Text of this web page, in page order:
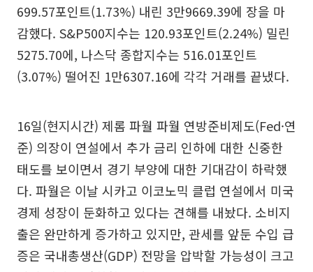
699.57포인트(1.73%) 내린 3만9669.39에 장을 마
감했다. S&P500지수는 120.93포인트(2.24%) 밀린
5275.70에, 나스닥 종합지수는 516.01포인트
(3.07%) 떨어진 1만6307.16에 각각 거래를 끝냈다.
16일(현지시간) 제롬 파월 파월 연방준비제도(Fed·연
준) 의장이 연설에서 추가 금리 인하에 대한 신중한
태도를 보이면서 경기 부양에 대한 기대감이 하락했
다. 파월은 이날 시카고 이코노믹 클럽 연설에서 미국
경제 성장이 둔화하고 있다는 견해를 내놨다. 소비지
출은 완만하게 증가하고 있지만, 관세를 앞둔 수입 급
증은 국내총생산(GDP) 전망을 압박할 가능성이 크고